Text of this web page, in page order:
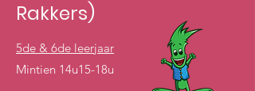
Rakkers)
5de & 6de leerjaar
Mintien 14u15-18u